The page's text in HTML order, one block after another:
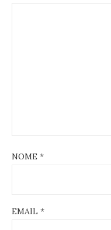
NOME *
EMAIL *